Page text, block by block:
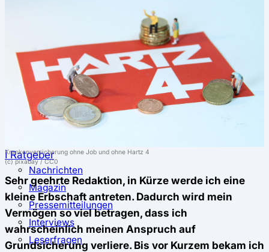
Krankenkassenvergleich
Krankenkassenrechner
↔ Wechsel
Krankenkassenwechsel
Kündigung
ℹ Ratgeber
Nachrichten
Magazin
Pressemitteilungen
Interviews
Leserfragen
Krankenversicherung ohne Job und ohne Hartz 4
(c) pixabay / CC0
Sehr geehrte Redaktion, in Kürze werde ich eine
kleine Erbschaft antreten. Dadurch wird mein
Vermögen so viel betragen, dass ich
wahrscheinlich meinen Anspruch auf
Grundsicherung verliere. Bis vor Kurzem bekam ich